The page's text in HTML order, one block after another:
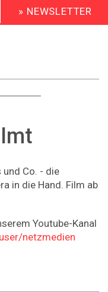
» NEWSLETTER
und Co. - die
in die Hand. Film ab
Youtube-Kanal
netzmedien